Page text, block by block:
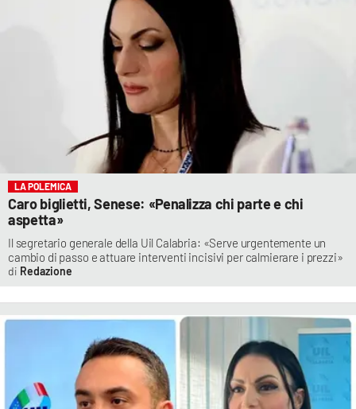
LA POLEMICA
Caro biglietti, Senese: «Penalizza chi parte e chi
aspetta»
Il segretario generale della Uil Calabria: «Serve urgentemente un
cambio di passo e attuare interventi incisivi per calmierare i prezzi»
Redazione